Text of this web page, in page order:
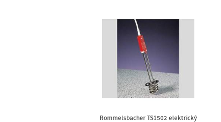
Rommelsbacher TS1502 elektrický